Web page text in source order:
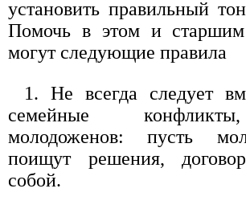
установить правильный
Помочь в этом и
могут следующие правила
1. Не всегда следует
семейные
молодоженов: пусть
поищут решения,
собой.